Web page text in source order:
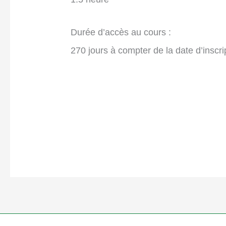
Durée d’accès au cours :
270 jours à compter de la date